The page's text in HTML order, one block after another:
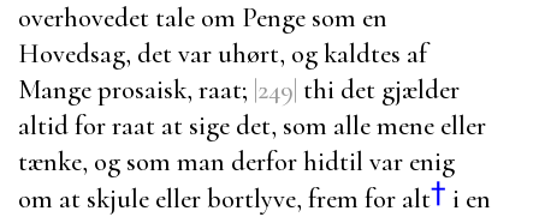
overhovedet tale om Penge som en
Hovedsag, det var uhørt, og kaldtes af
Mange prosaisk, raat; |249| thi det gjælder
altid for raat at sige det, som alle mene eller
tænke, og som man derfor hidtil var enig
om at skjule eller bortlyve, frem for alt† i en